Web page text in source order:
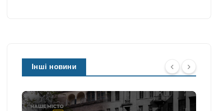
Інші новини